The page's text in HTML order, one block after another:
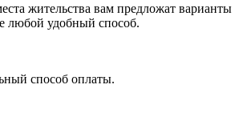
жительства вам предложат варианты
любой удобный способ.
способ оплаты.